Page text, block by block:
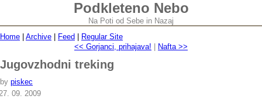
Podkleteno Nebo
Na Poti od Sebe in Nazaj
Home
Archive Feed
Regular Site
<< Gorjanci, prihajava!
Nafta >>
Jugovzhodni treking
by piskec
09. 2009